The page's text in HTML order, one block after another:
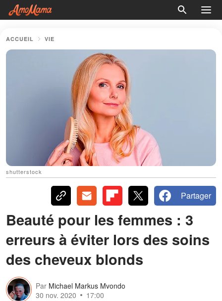
ACCUEIL VIE
shutterstock
Partager
Beauté pour les femmes : 3
erreurs à éviter lors des soins
des cheveux blonds
Par Michael Markus Mvondo
30 nov. 2020
17:00